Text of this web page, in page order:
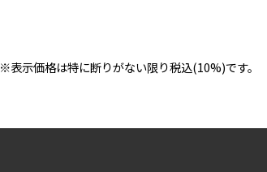
※表示価格は特に断りがない限り税込(10%)です。